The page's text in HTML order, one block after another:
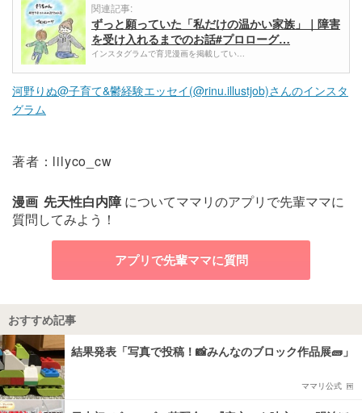
関連記事:
ずっと願っていた「私だけの温かい家族」｜障害
を受け入れるまでのお話#プロローグ…
インスタグラムで育児漫画を掲載してい…
河野りぬ@子育て&鬱経験エッセイ(@rinu.illustjob)さんのインスタ
グラム
著者：lilyco_cw
漫画 先天性白内障 についてママリのアプリで先輩ママに
質問してみよう！
アプリで先輩ママに質問
おすすめ記事
結果発表「写真で投稿！📸みんなのブロック作品展🧱」
ママリ公式